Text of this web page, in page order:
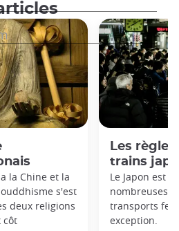
la Chine et la
s'est
deux religions
côt
Les
trains
Le Japon est
nombreuses
transports
exception.